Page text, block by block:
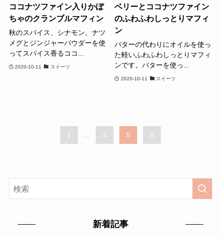
ココナツファイン入りかぼ
ちゃのクランブルマフィン
秋のスパイス、シナモン、ナツ
メグとジンジャーパウダーを使
ってスパイス香るココ...
2020-10-11 スイーツ
ベリーとココナツファイン
のふわふわしっとりマフィ
ン
バターの代わりにオイルを使っ
た軽いふわふわしっとりマフィ
ンです。バターを使っ...
2020-10-11 スイーツ
1 4 5 6
新着記事